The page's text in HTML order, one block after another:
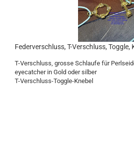
Federverschluss, T-Verschluss, Toggle,
T-Verschluss, grosse Schlaufe für
eyecatcher in Gold oder silber
T-Verschluss-Toggle-Knebel